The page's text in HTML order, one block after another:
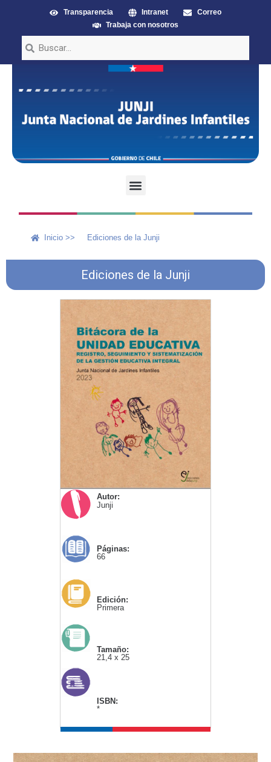
Transparencia Intranet
Correo
Trabaja con nosotros
Inicio >> Ediciones de la Junji
Ediciones de la Junji
Autor:
Junji
Páginas:
66
Edición:
Primera
Tamaño:
21,4 x 25
ISBN:
*